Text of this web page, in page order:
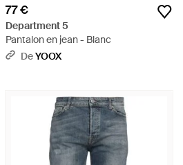
77 €
Department 5
Pantalon en jean - Blanc
DeYOOX